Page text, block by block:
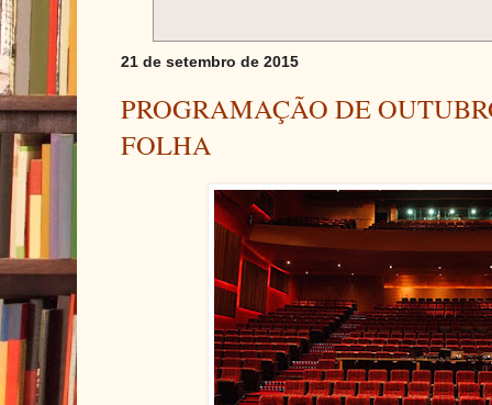
21 de setembro de 2015
PROGRAMAÇÃO DE
FOLHA